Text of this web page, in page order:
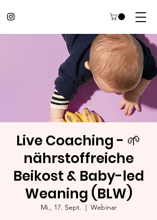
Live Coaching - 🌱
nährstoffreiche
Beikost & Baby-led
Weaning (BLW)
Mi., 17. Sept.
  |
Webinar